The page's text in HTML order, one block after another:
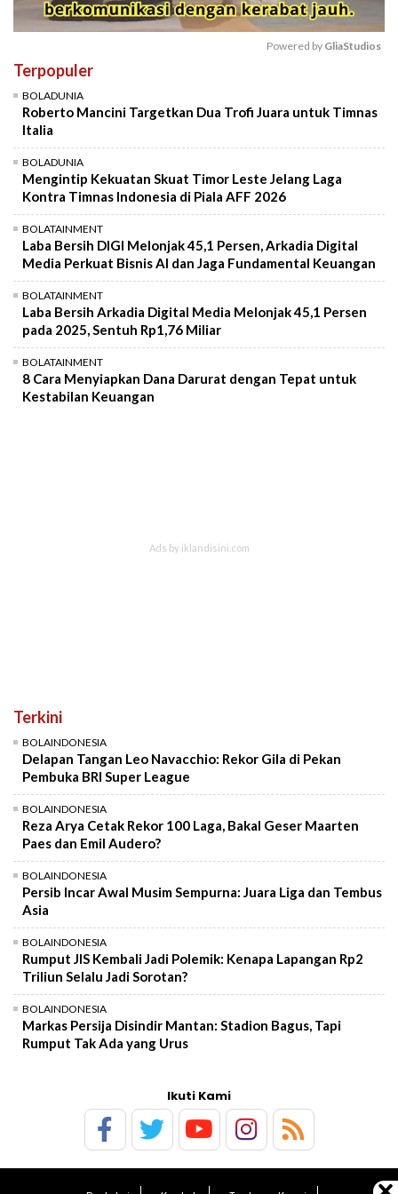
Powered by GliaStudios
Terpopuler
BOLADUNIA
Roberto Mancini Targetkan Dua Trofi Juara untuk Timnas
Italia
BOLADUNIA
Mengintip Kekuatan Skuat Timor Leste Jelang Laga
Kontra Timnas Indonesia di Piala AFF 2026
BOLATAINMENT
Laba Bersih DIGI Melonjak 45,1 Persen, Arkadia Digital
Media Perkuat Bisnis AI dan Jaga Fundamental Keuangan
BOLATAINMENT
Laba Bersih Arkadia Digital Media Melonjak 45,1 Persen
pada 2025, Sentuh Rp1,76 Miliar
BOLATAINMENT
8 Cara Menyiapkan Dana Darurat dengan Tepat untuk
Kestabilan Keuangan
Terkini
BOLAINDONESIA
Delapan Tangan Leo Navacchio: Rekor Gila di Pekan
Pembuka BRI Super League
BOLAINDONESIA
Reza Arya Cetak Rekor 100 Laga, Bakal Geser Maarten
Paes dan Emil Audero?
BOLAINDONESIA
Persib Incar Awal Musim Sempurna: Juara Liga dan Tembus
Asia
BOLAINDONESIA
Rumput JIS Kembali Jadi Polemik: Kenapa Lapangan Rp2
Triliun Selalu Jadi Sorotan?
BOLAINDONESIA
Markas Persija Disindir Mantan: Stadion Bagus, Tapi
Rumput Tak Ada yang Urus
Ikuti Kami